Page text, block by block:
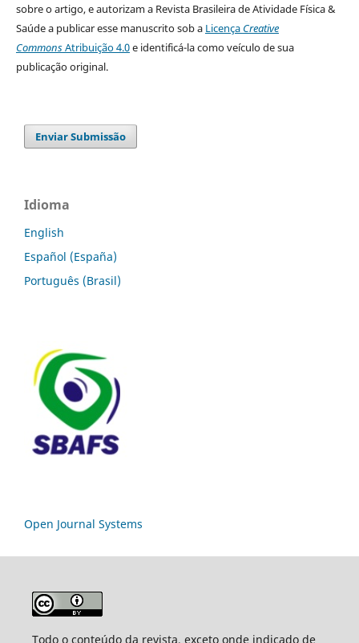
sobre o artigo, e autorizam a Revista Brasileira de Atividade Física &
Saúde a publicar esse manuscrito sob a Licença Creative
CommonsAtribuição 4.0e identificá-la como veículo de sua
publicação original.
Enviar Submissão
Idioma
English
Español (España)
Português (Brasil)
Open Journal Systems
Todo o conteúdo da revista, exceto onde indicado de